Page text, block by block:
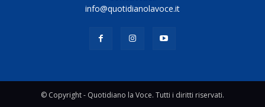
info@quotidianolavoce.it
© Copyright - Quotidiano la Voce. Tutti i diritti riservati.